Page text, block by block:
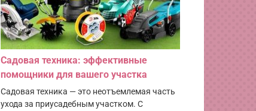
Садовая техника: эффективные
помощники для вашего участка
Садовая техника — это неотъемлемая часть
ухода за приусадебным участком. С